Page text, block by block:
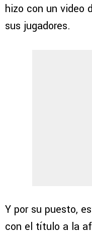
hizo con un video
sus jugadores.
Y por su puesto,
con el título a la